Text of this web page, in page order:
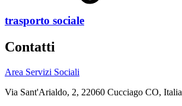
trasporto sociale
Contatti
Area Servizi Sociali
Via Sant'Arialdo, 2, 22060 Cucciago CO, Italia